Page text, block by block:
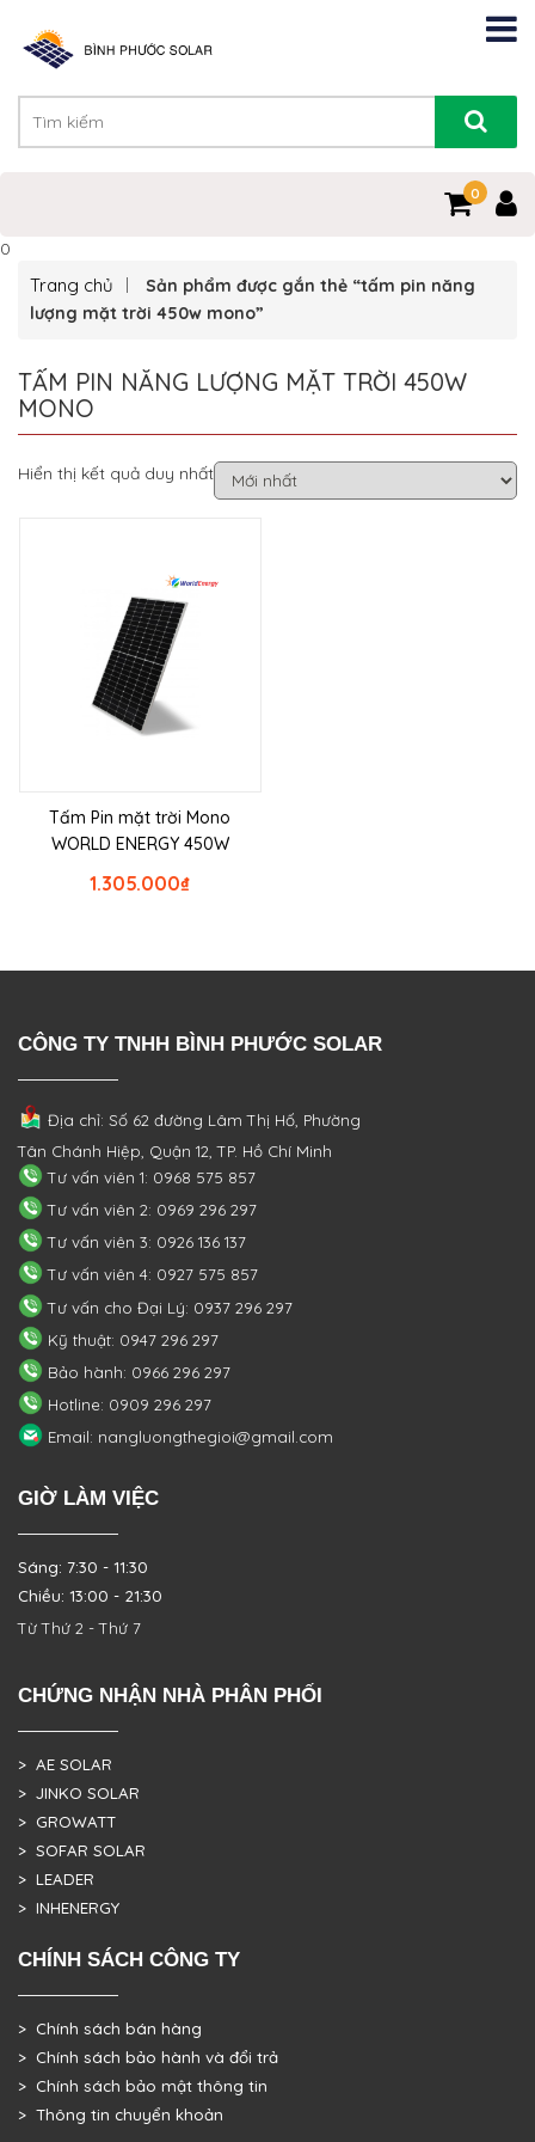
0
0
Trang chủ
Sản phẩm được gắn thẻ “tấm pin năng
lượng mặt trời 450w mono”
TẤM PIN NĂNG LƯỢNG MẶT TRỜI 450W
MONO
Hiển thị kết quả duy nhất
Tấm Pin mặt trời Mono
WORLD ENERGY 450W
₫
1.305.000
CÔNG TY TNHH BÌNH PHƯỚC SOLAR
Địa chỉ: Số 62 đường Lâm Thị Hố, Phường
Tân Chánh Hiệp, Quận 12, TP. Hồ Chí Minh
Tư vấn viên 1: 0968 575 857
Tư vấn viên 2: 0969 296 297
Tư vấn viên 3: 0926 136 137
Tư vấn viên 4: 0927 575 857
Tư vấn cho Đại Lý: 0937 296 297
Kỹ thuật: 0947 296 297
Bảo hành: 0966 296 297
Hotline: 0909 296 297
Email: nangluongthegioi@gmail.com
GIỜ LÀM VIỆC
Sáng: 7:30 - 11:30
Chiều: 13:00 - 21:30
Từ Thứ 2 - Thứ 7
CHỨNG NHẬN NHÀ PHÂN PHỐI
> AE SOLAR
> JINKO SOLAR
> GROWATT
> SOFAR SOLAR
> LEADER
> INHENERGY
CHÍNH SÁCH CÔNG TY
> Chính sách bán hàng
> Chính sách bảo hành và đổi trả
> Chính sách bảo mật thông tin
> Thông tin chuyển khoản